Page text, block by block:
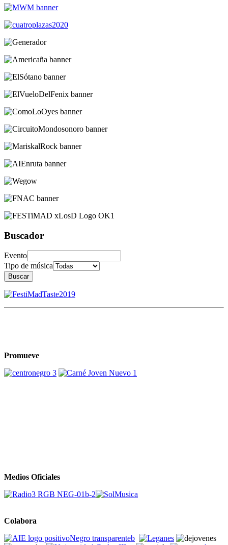
Buscador
Evento
Tipo de música
Buscar
Promueve
Medios Oficiales
Colabora